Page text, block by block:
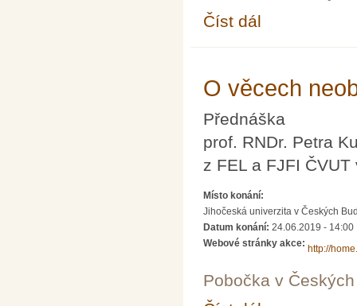
Číst dál
O věcech
Přednáška
prof. RNDr. Petra
z FEL a FJFI ČVUT
Místo konání:
Jihočeská univerzita v Českých
Datum konání: 24.06.2019 - 14:00
Webové stránky akce:
http://
Pobočka v